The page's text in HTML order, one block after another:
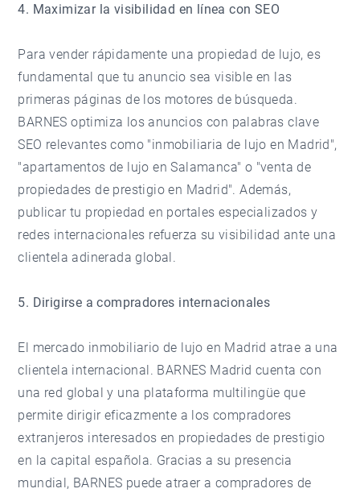
4. Maximizar la visibilidad en línea con SEO
Para vender rápidamente una propiedad de lujo, es
fundamental que tu anuncio sea visible en las
primeras páginas de los motores de búsqueda.
BARNES optimiza los anuncios con palabras clave
SEO relevantes como "inmobiliaria de lujo en Madrid",
"apartamentos de lujo en Salamanca" o "venta de
propiedades de prestigio en Madrid". Además,
publicar tu propiedad en portales especializados y
redes internacionales refuerza su visibilidad ante una
clientela adinerada global.
5. Dirigirse a compradores internacionales
El mercado inmobiliario de lujo en Madrid atrae a una
clientela internacional. BARNES Madrid cuenta con
una red global y una plataforma multilingüe que
permite dirigir eficazmente a los compradores
extranjeros interesados en propiedades de prestigio
en la capital española. Gracias a su presencia
mundial, BARNES puede atraer a compradores de